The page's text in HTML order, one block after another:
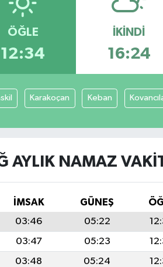
ÖĞLE
12:34
İKINDI
16:24
Karakoçan Keban
AYLIK NAMAZ
İMSAK GÜNEŞ
03:46 05:22
03:47 05:23
03:48 05:24